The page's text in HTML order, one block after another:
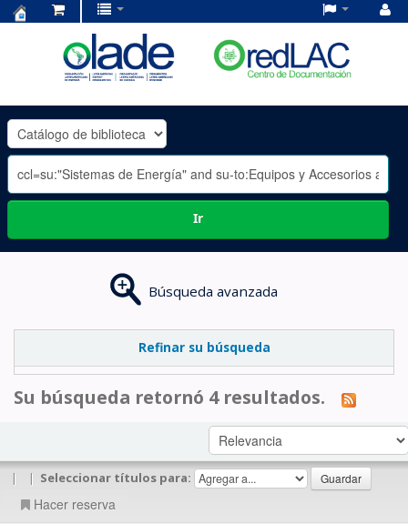
OLADE
-
Ir
Búsqueda avanzada
Refinar su búsqueda
Su búsqueda retornó 4 resultados.
| | Seleccionar títulos para:
Hacer reserva